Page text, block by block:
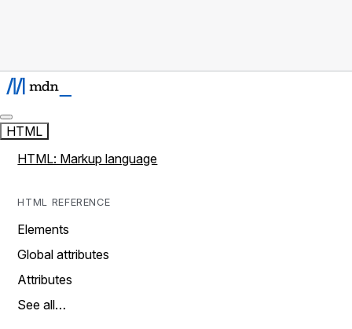
HTML
HTML: Markup language
HTML REFERENCE
Elements
Global attributes
Attributes
See all…